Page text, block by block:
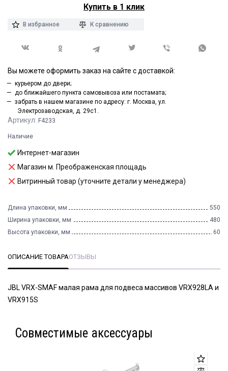
Артикул: F4233
Наличие
Интернет-магазин
Магазин м. Преображенская площадь
Витринный товар (уточните детали у менеджера)
Длина упаковки, мм
550
Ширина упаковки, мм
480
Высота упаковки, мм
60
Купить в 1 клик
В избранное К сравнению
Вы можете оформить заказ на сайте с доставкой:
курьером до двери;
до ближайшего пункта самовывоза или постамата;
забрать в нашем магазине по адресу: г. Москва, ул.
Электрозаводская, д. 29с1.
ОПИСАНИЕ ТОВАРАОТЗЫВЫ
JBL VRX-SMAF малая рама для подвеса массивов VRX928LA и
VRX915S
Совместимые аксессуары